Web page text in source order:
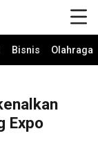
Bisnis Olahraga
Expo